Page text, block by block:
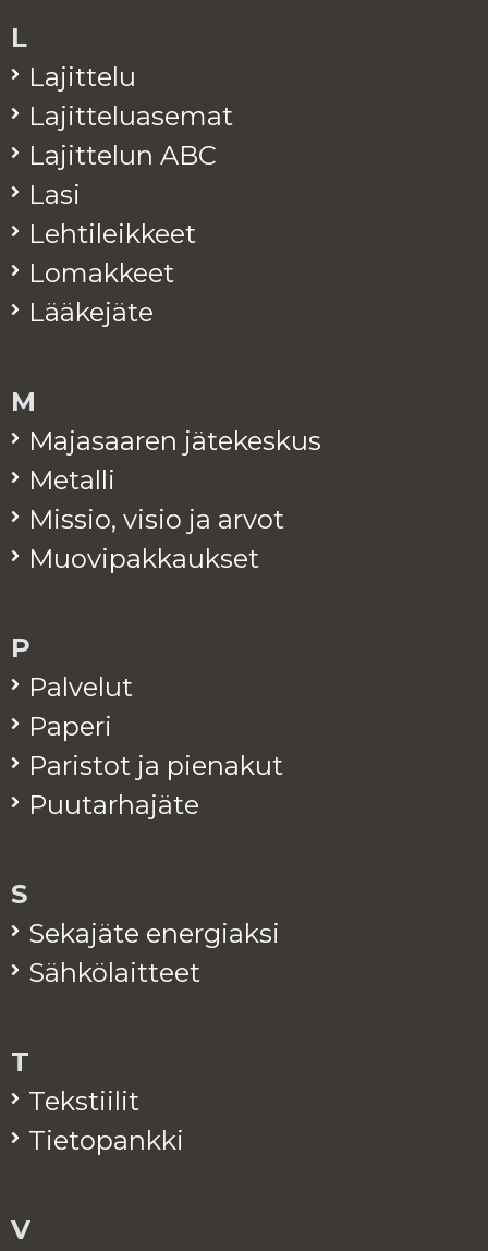
L
La­jit­te­lu
La­jit­te­lua­se­mat
La­jit­te­lun ABC
Lasi
Leh­ti­leik­keet
Lo­mak­keet
Lää­ke­jä­te
M
Ma­ja­saa­ren jä­te­kes­kus
Me­tal­li
Mis­sio, visio ja arvot
Muo­vi­pak­kauk­set
P
Pal­ve­lut
Pa­pe­ri
Pa­ris­tot ja pie­na­kut
Puu­tar­ha­jä­te
S
Se­ka­jä­te ener­giak­si
Säh­kö­lait­teet
T
Teks­tii­lit
Tie­to­pank­ki
V